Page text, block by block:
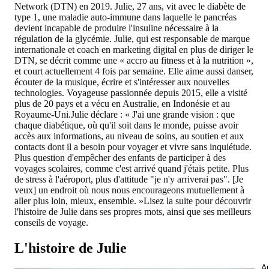
Network (DTN) en 2019. Julie, 27 ans, vit avec le diabète de
type 1, une maladie auto-immune dans laquelle le pancréas
devient incapable de produire l'insuline nécessaire à la
régulation de la glycémie. Julie, qui est responsable de marque
internationale et coach en marketing digital en plus de diriger le
DTN, se décrit comme une « accro au fitness et à la nutrition »,
et court actuellement 4 fois par semaine. Elle aime aussi danser,
écouter de la musique, écrire et s'intéresser aux nouvelles
technologies. Voyageuse passionnée depuis 2015, elle a visité
plus de 20 pays et a vécu en Australie, en Indonésie et au
Royaume-Uni.Julie déclare : « J'ai une grande vision : que
chaque diabétique, où qu'il soit dans le monde, puisse avoir
accès aux informations, au niveau de soins, au soutien et aux
contacts dont il a besoin pour voyager et vivre sans inquiétude.
Plus question d'empêcher des enfants de participer à des
voyages scolaires, comme c'est arrivé quand j'étais petite. Plus
de stress à l'aéroport, plus d'attitude "je n'y arriverai pas". [Je
veux] un endroit où nous nous encourageons mutuellement à
aller plus loin, mieux, ensemble. »Lisez la suite pour découvrir
l'histoire de Julie dans ses propres mots, ainsi que ses meilleurs
conseils de voyage.
L'histoire de Julie